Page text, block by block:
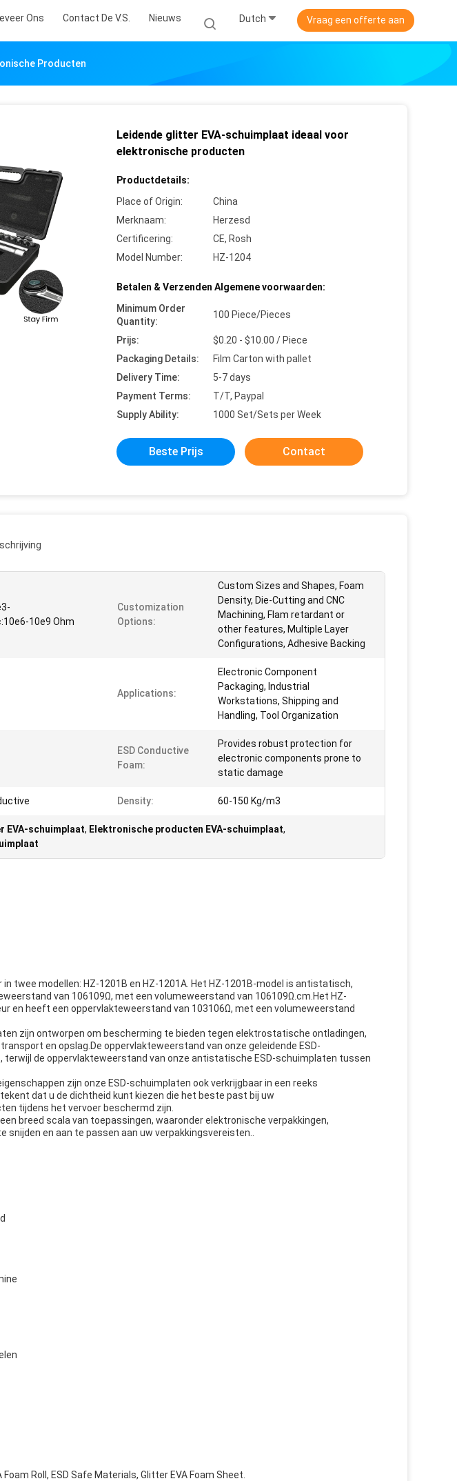
Ons Contact De V.S. Nieuws Dutch Vraag een offerte aan
Producten
Leidende glitter EVA-schuimplaat ideaal voor
elektronische producten
Productdetails:
Place of Origin:
China
Merknaam:
Herzesd
Certificering:
CE, Rosh
Model Number:
HZ-1204
Betalen & Verzenden Algemene voorwaarden:
Minimum Order
Quantity:
100 Piece/Pieces
Prijs:
$0.20 - $10.00 / Piece
Packaging Details:
Film Carton with pallet
Delivery Time:
5-7 days
Payment Terms:
T/T, Paypal
Supply Ability:
1000 Set/Sets per Week
Beste Prijs Contact
10e9 Ohm
Customization
Options:
Custom Sizes and Shapes, Foam
Density, Die-Cutting and CNC
Machining, Flam retardant or
other features, Multiple Layer
Configurations, Adhesive Backing
Applications:
Electronic Component
Packaging, Industrial
Workstations, Shipping and
Handling, Tool Organization
ESD Conductive
Foam:
Provides robust protection for
electronic components prone to
static damage
Density: 60-150 Kg/m3
EVA-schuimplaat, Elektronische producten EVA-schuimplaat,
twee modellen: HZ-1201B en HZ-1201A. Het HZ-1201B-model is antistatisch,
van 106109Ω, met een volumeweerstand van 106109Ω.cm.Het HZ-
en heeft een oppervlakteweerstand van 103106Ω, met een volumeweerstand
zijn ontworpen om bescherming te bieden tegen elektrostatische ontladingen,
en opslag.De oppervlakteweerstand van onze geleidende ESD-
terwijl de oppervlakteweerstand van onze antistatische ESD-schuimplaten tussen
zijn onze ESD-schuimplaten ook verkrijgbaar in een reeks
dat u de dichtheid kunt kiezen die het beste past bij uw
tijdens het vervoer beschermd zijn.
breed scala van toepassingen, waaronder elektronische verpakkingen,
snijden en aan te passen aan uw verpakkingsvereisten..
Roll, ESD Safe Materials, Glitter EVA Foam Sheet.